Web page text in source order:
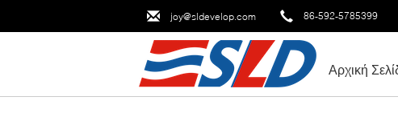
joy@sldevelop.com 86-592-5785399
Αρχική